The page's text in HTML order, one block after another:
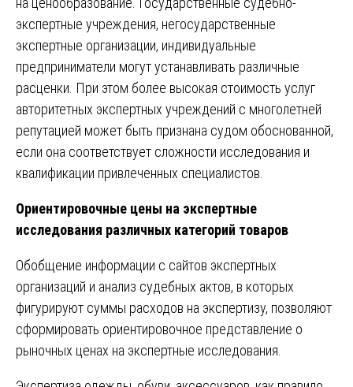
экспертные учреждения, негосударственные
экспертные организации, индивидуальные
предприниматели могут устанавливать различные
расценки. При этом более высокая стоимость услуг
авторитетных экспертных учреждений с многолетней
репутацией может быть признана судом обоснованной,
если она соответствует сложности исследования и
квалификации привлеченных специалистов.
Ориентировочные цены на экспертные
исследования различных категорий товаров
Обобщение информации с сайтов экспертных
организаций и анализ судебных актов, в которых
фигурируют суммы расходов на экспертизу, позволяют
сформировать ориентировочное представление о
рыночных ценах на экспертные исследования.